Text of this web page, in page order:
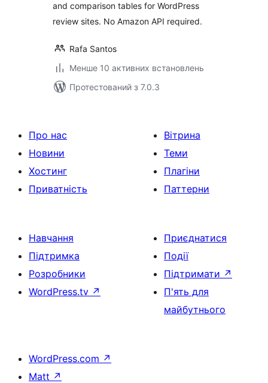
and comparison tables for WordPress
review sites. No Amazon API required.
Rafa Santos
Менше 10 активних встановлень
Протестований з 7.0.3
Про нас
Новини
Хостинг
Приватність
Вітрина
Теми
Плагіни
Паттерни
Навчання
Підтримка
Розробники
WordPress.tv ↗
Приєднатися
Події
Підтримати ↗
П'ять для
майбутнього
WordPress.com ↗
Matt ↗